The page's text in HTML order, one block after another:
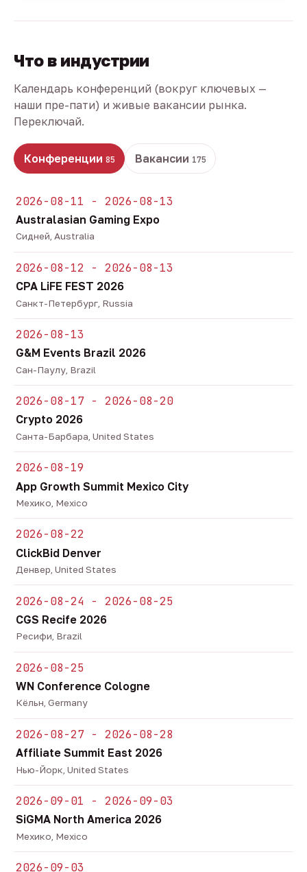
Что в индустрии
Календарь конференций (вокруг ключевых —
наши пре-пати) и живые вакансии рынка.
Переключай.
Конференции 85 Вакансии 175
2026-08-11 - 2026-08-13
Australasian Gaming Expo
Сидней, Australia
2026-08-12 - 2026-08-13
CPA LiFE FEST 2026
Санкт-Петербург, Russia
2026-08-13
G&M Events Brazil 2026
Сан-Паулу, Brazil
2026-08-17 - 2026-08-20
Crypto 2026
Санта-Барбара, United States
2026-08-19
App Growth Summit Mexico City
Мехико, Mexico
2026-08-22
ClickBid Denver
Денвер, United States
2026-08-24 - 2026-08-25
CGS Recife 2026
Ресифи, Brazil
2026-08-25
WN Conference Cologne
Кёльн, Germany
2026-08-27 - 2026-08-28
Affiliate Summit East 2026
Нью-Йорк, United States
2026-09-01 - 2026-09-03
SiGMA North America 2026
Мехико, Mexico
2026-09-03